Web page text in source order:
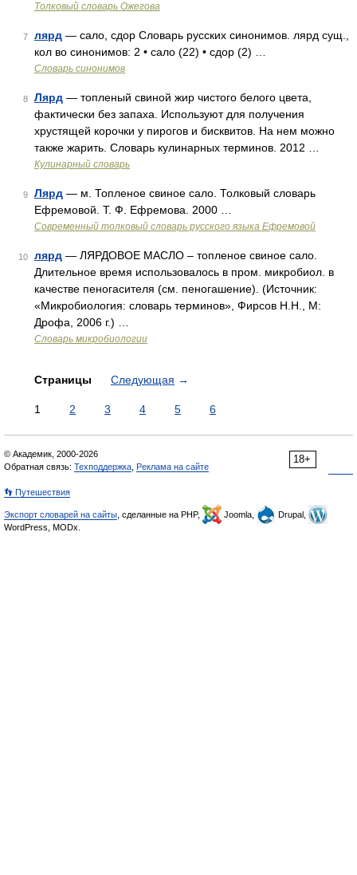
Толковый словарь Ожегова
7 лярд — сало, сдор Словарь русских синонимов. лярд сущ.,
кол во синонимов: 2 • сало (22) • сдор (2) …
Словарь синонимов
8 Лярд — топленый свиной жир чистого белого цвета,
фактически без запаха. Используют для получения
хрустящей корочки у пирогов и бисквитов. На нем можно
также жарить. Словарь кулинарных терминов. 2012 …
Кулинарный словарь
9 Лярд — м. Топленое свиное сало. Толковый словарь
Ефремовой. Т. Ф. Ефремова. 2000 …
Современный толковый словарь русского языка Ефремовой
10 лярд — ЛЯРДОВОЕ МАСЛО – топленое свиное сало.
Длительное время использовалось в пром. микробиол. в
качестве пеногасителя (см. пеногашение). (Источник:
«Микробиология: словарь терминов», Фирсов Н.Н., М:
Дрофа, 2006 г.) …
Словарь микробиологии
Страницы Следующая →
1 2 3 4 5 6
18+
© Академик, 2000-2026
Обратная связь: Техподдержка Реклама на сайте
👣 Путешествия
Экспорт словарей на сайты , сделанные на PHP, Joomla,
Drupal,
WordPress, MODx.